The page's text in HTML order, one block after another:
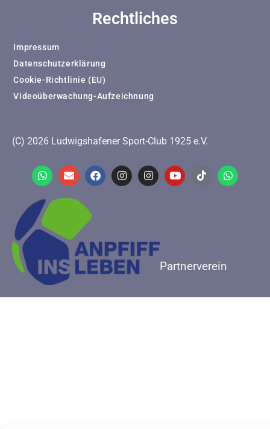
Rechtliches
Impressum
Datenschutzerklärung
Cookie-Richtlinie (EU)
Videoüberwachung-Aufzeichnung
(C) 2026 Ludwigshafener Sport-Club 1925 e.V.
Partnerverein